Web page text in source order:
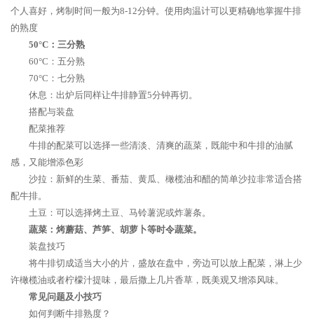
个人喜好，烤制时间一般为8-12分钟。使用肉温计可以更精确地掌握牛排
的熟度
50°C：三分熟
60°C：五分熟
70°C：七分熟
休息：出炉后同样让牛排静置5分钟再切。
搭配与装盘
配菜推荐
牛排的配菜可以选择一些清淡、清爽的蔬菜，既能中和牛排的油腻
感，又能增添色彩
沙拉：新鲜的生菜、番茄、黄瓜、橄榄油和醋的简单沙拉非常适合搭
配牛排。
土豆：可以选择烤土豆、马铃薯泥或炸薯条。
蔬菜：烤蘑菇、芦笋、胡萝卜等时令蔬菜。
装盘技巧
将牛排切成适当大小的片，盛放在盘中，旁边可以放上配菜，淋上少
许橄榄油或者柠檬汁提味，最后撒上几片香草，既美观又增添风味。
常见问题及小技巧
如何判断牛排熟度？